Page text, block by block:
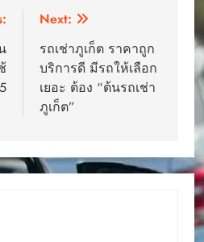
Next:
รถเช่าภูเก็ต ราคาถูก
บริการดี มีรถให้เลือก
เยอะ ต้อง “ต้นรถเช่า
ภูเก็ต”